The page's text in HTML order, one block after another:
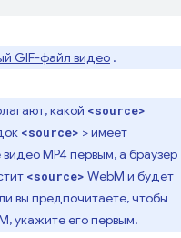
GIF-файл видео .
какой <source>
<source> > имеет
MP4 первым, а браузер
<source> WebM и будет
вы предпочитаете, чтобы
укажите его первым!